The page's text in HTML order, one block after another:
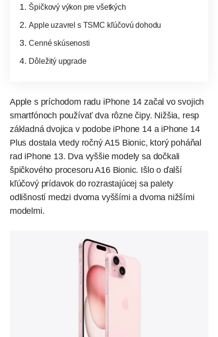
Špičkový výkon pre všetkých
Apple uzavrel s TSMC kľúčovú dohodu
Cenné skúsenosti
Dôležitý upgrade
Apple s príchodom radu iPhone 14 začal vo svojich
smartfónoch používať dva rôzne čipy. Nižšia, resp
základná dvojica v podobe iPhone 14 a iPhone 14
Plus dostala vtedy ročný A15 Bionic, ktorý poháňal
rad iPhone 13. Dva vyššie modely sa dočkali
špičkového procesoru A16 Bionic. Išlo o ďalší
kľúčový prídavok do rozrastajúcej sa palety
odlišností medzi dvoma vyššími a dvoma nižšími
modelmi.